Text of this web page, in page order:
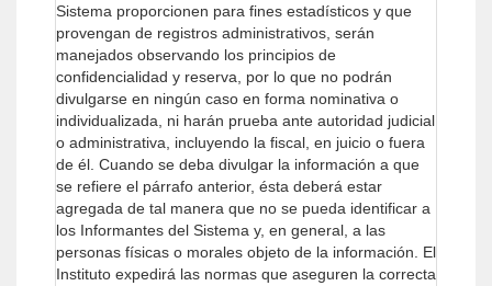
Sistema proporcionen para fines estadísticos y que
provengan de registros administrativos, serán
manejados observando los principios de
confidencialidad y reserva, por lo que no podrán
divulgarse en ningún caso en forma nominativa o
individualizada, ni harán prueba ante autoridad judicial
o administrativa, incluyendo la fiscal, en juicio o fuera
de él. Cuando se deba divulgar la información a que
se refiere el párrafo anterior, ésta deberá estar
agregada de tal manera que no se pueda identificar a
los Informantes del Sistema y, en general, a las
personas físicas o morales objeto de la información.
El
Instituto expedirá las normas que aseguren la correcta